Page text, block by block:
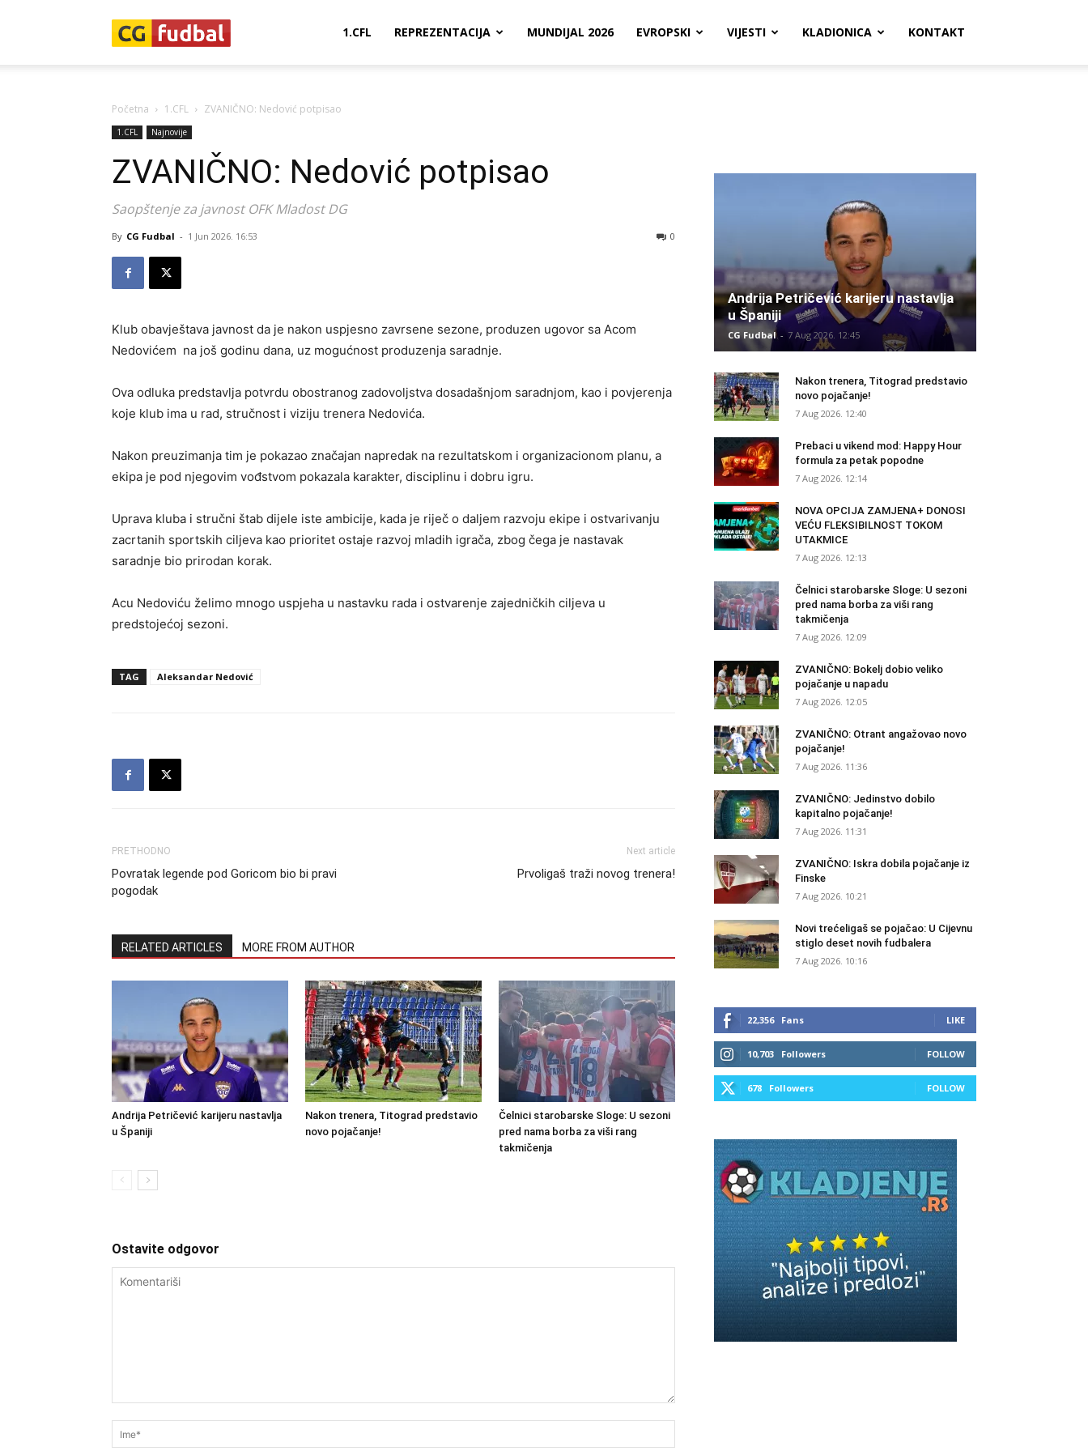
1.CFL REPREZENTACIJA MUNDIJAL 2026 EVROPSKI VIJESTI KLADIONICA KONTAKT
Početna 1.CFL ZVANIČNO: Nedović potpisao
1.CFL Najnovije
ZVANIČNO: Nedović potpisao
Saopštenje za javnost OFK Mladost DG
By CG Fudbal - 1 Jun 2026. 16:53 0
Klub obavještava javnost da je nakon uspjesno zavrsene sezone, produzen ugovor sa Acom
Nedovićem na još godinu dana, uz mogućnost produzenja saradnje.
Ova odluka predstavlja potvrdu obostranog zadovoljstva dosadašnjom saradnjom, kao i povjerenja
koje klub ima u rad, stručnost i viziju trenera Nedovića.
Nakon preuzimanja tim je pokazao značajan napredak na rezultatskom i organizacionom planu, a
ekipa je pod njegovim vođstvom pokazala karakter, disciplinu i dobru igru.
Uprava kluba i stručni štab dijele iste ambicije, kada je riječ o daljem razvoju ekipe i ostvarivanju
zacrtanih sportskih ciljeva kao prioritet ostaje razvoj mladih igrača, zbog čega je nastavak
saradnje bio prirodan korak.
Acu Nedoviću želimo mnogo uspjeha u nastavku rada i ostvarenje zajedničkih ciljeva u
predstojećoj sezoni.
TAG Aleksandar Nedović
PRETHODNO
Povratak legende pod Goricom bio bi pravi
pogodak
Next article
Prvoligaš traži novog trenera!
RELATED ARTICLES MORE FROM AUTHOR
Andrija Petričević karijeru nastavlja
u Španiji
Nakon trenera, Titograd predstavio
novo pojačanje!
Čelnici starobarske Sloge: U sezoni
pred nama borba za viši rang
takmičenja
Ostavite odgovor
Andrija Petričević karijeru nastavlja
u Španiji
CG Fudbal - 7 Aug 2026. 12:45
Nakon trenera, Titograd predstavio
novo pojačanje!
7 Aug 2026. 12:40
Prebaci u vikend mod: Happy Hour
formula za petak popodne
7 Aug 2026. 12:14
NOVA OPCIJA ZAMJENA+ DONOSI
VEĆU FLEKSIBILNOST TOKOM
UTAKMICE
7 Aug 2026. 12:13
Čelnici starobarske Sloge: U sezoni
pred nama borba za viši rang
takmičenja
7 Aug 2026. 12:09
ZVANIČNO: Bokelj dobio veliko
pojačanje u napadu
7 Aug 2026. 12:05
ZVANIČNO: Otrant angažovao novo
pojačanje!
7 Aug 2026. 11:36
ZVANIČNO: Jedinstvo dobilo
kapitalno pojačanje!
7 Aug 2026. 11:31
ZVANIČNO: Iskra dobila pojačanje iz
Finske
7 Aug 2026. 10:21
Novi trećeligaš se pojačao: U Cijevnu
stiglo deset novih fudbalera
7 Aug 2026. 10:16
22,356 Fans LIKE
10,703 Followers FOLLOW
678 Followers FOLLOW